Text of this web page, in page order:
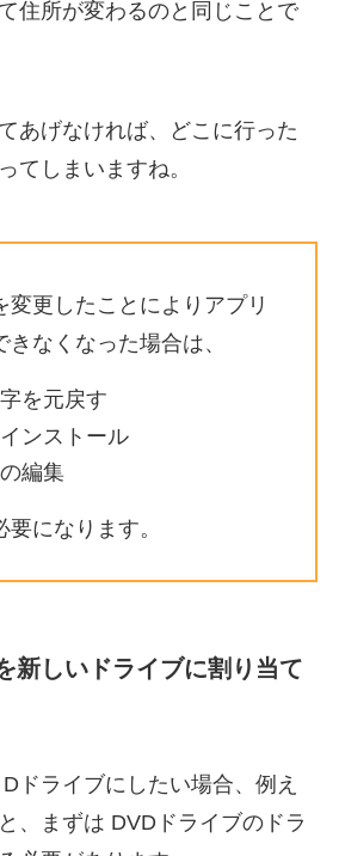
住所が変わるのと同じことで
あげなければ、どこに行った
てしまいますね。
変更したことによりアプリ
なくなった場合は、
を元戻す
ンストール
編集
になります。
新しいドライブに割り当て
ドライブにしたい場合、例え
、まずは DVDドライブのドラ